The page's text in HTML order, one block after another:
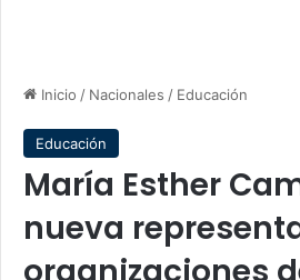
Inicio / Nacionales / Educación
Educación
María Esther
nueva